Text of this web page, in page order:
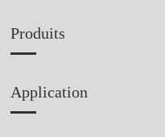
Produits
Application